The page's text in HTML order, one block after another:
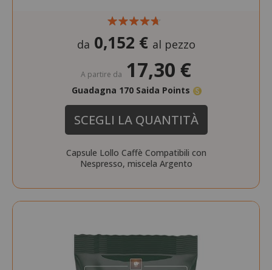
da 0,152 € al pezzo
A partire da 17,30 €
Guadagna 170 Saida Points
SCEGLI LA QUANTITÀ
Capsule Lollo Caffè Compatibili con
Nespresso, miscela Argento